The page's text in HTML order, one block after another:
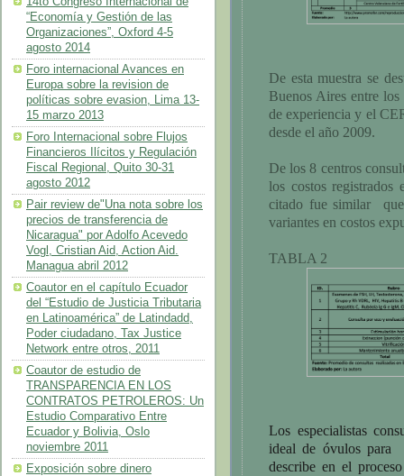
“Economía y Gestión de las
Organizaciones”, Oxford 4-5
agosto 2014
Foro internacional Avances en
Europa sobre la revision de
políticas sobre evasion, Lima 13-
15 marzo 2013
Foro Internacional sobre Flujos
Financieros Ilícitos y Regulación
Fiscal Regional, Quito 30-31
agosto 2012
Pair review de"Una nota sobre los
precios de transferencia de
Nicaragua" por Adolfo Acevedo
Vogl, Cristian Aid, Action Aid.
Managua abril 2012
Coautor en el capítulo Ecuador
del “Estudio de Justicia Tributaria
en Latinoamérica” de Latindadd,
Poder ciudadano, Tax Justice
Network entre otros, 2011
Coautor de estudio de
TRANSPARENCIA EN LOS
CONTRATOS PETROLEROS: Un
Estudio Comparativo Entre
Ecuador y Bolivia, Oslo
noviembre 2011
Exposición sobre dinero
De esta muestra se
Buenos Aires entre
de experiencia y el
desde el año 2009.
De los 8 centros
los costos
citado fue similar
variantes en costos
TABLA 2
Los especialistas
ideal de óvulos para
describe en el